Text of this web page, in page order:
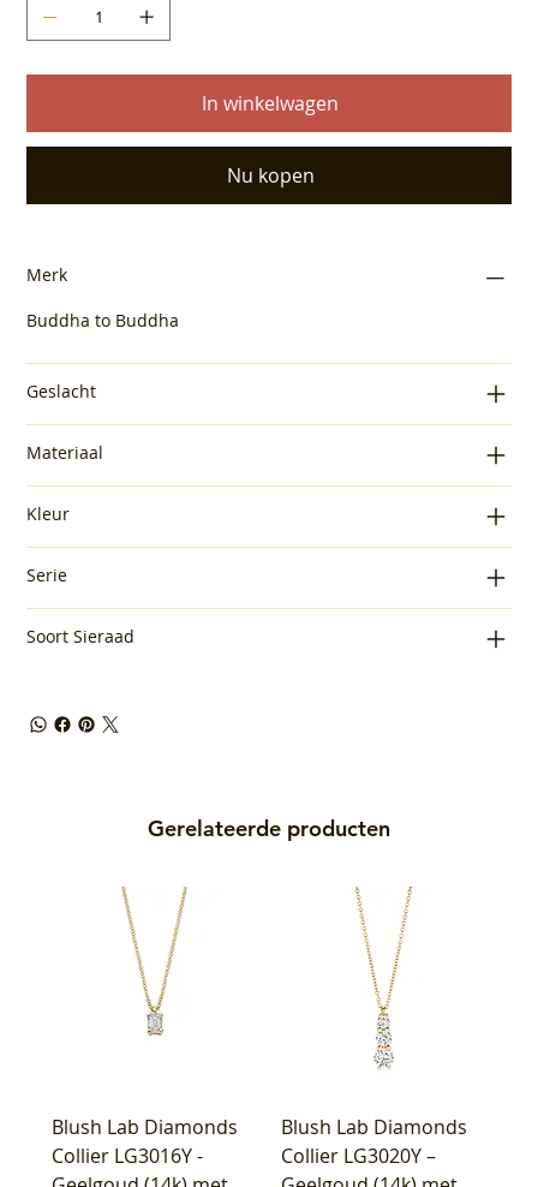
In winkelwagen
Nu kopen
Merk
Buddha to Buddha
Geslacht
Materiaal
Kleur
Serie
Soort Sieraad
Gerelateerde producten
Blush Lab Diamonds
Collier LG3016Y -
Blush Lab Diamonds
Collier LG3020Y –